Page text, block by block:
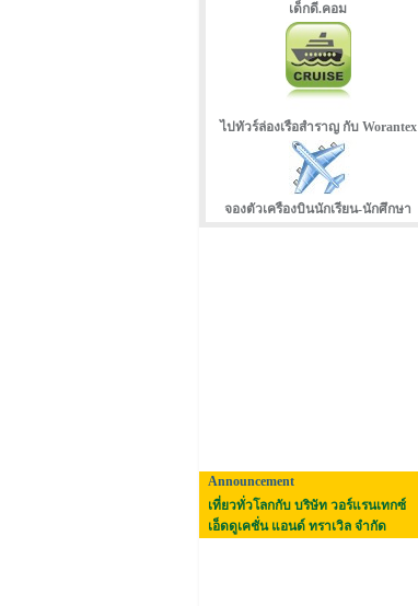
เด็กดี.คอม
ไปทัวร์ล่องเรือสำราญ กับ Worantex
จองตัวเครืองบินนักเรียน-นักศึกษา
Announcement
เที่ยวทั่วโลกกับ บริษัท วอร์แรนเทกซ์
เอ็ดดูเคชั่น แอนด์ ทราเวิล จำกัด